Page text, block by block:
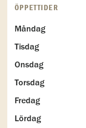
ÖPPETTIDER
Måndag
Tisdag
Onsdag
Torsdag
Fredag
Lördag